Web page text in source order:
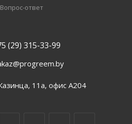
Вопрос-ответ
(29) 315-33-99
11а, офис А204